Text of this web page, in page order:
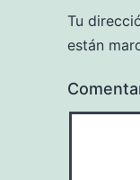
Tu
están